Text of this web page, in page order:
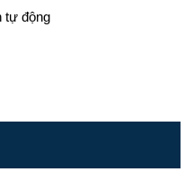
tự động